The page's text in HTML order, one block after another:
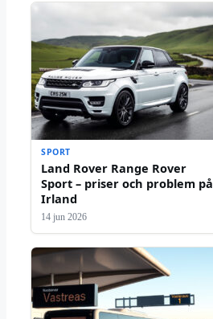
SPORT
Land Rover Range Rover
Sport – priser och problem på
Irland
14 jun 2026